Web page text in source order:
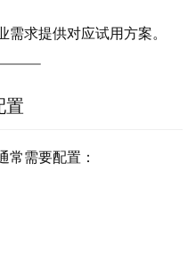
求提供对应试用方案。
置
常需要配置：